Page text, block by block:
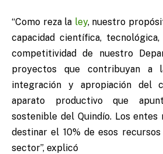
“Como reza la ley, nuestro
capacidad científica,
competitividad de nuestro
proyectos que contribuyan a
integración y apropiación del
aparato productivo que
sostenible del Quindío. Los entes
destinar el 10% de esos
sector”, explicó